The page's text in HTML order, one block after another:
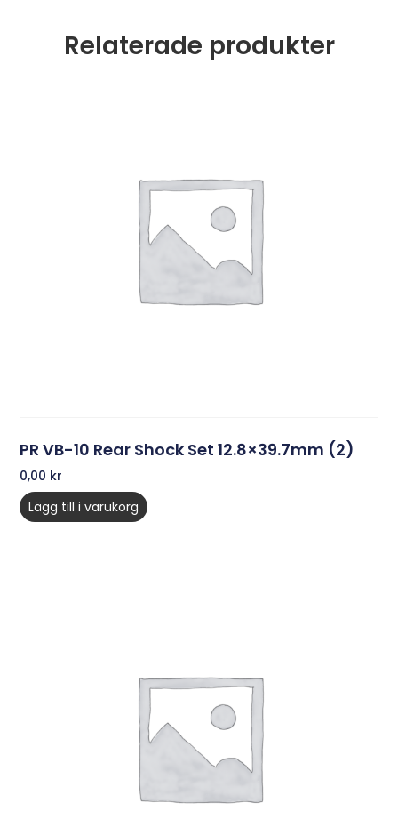
Relaterade produkter
PR VB-10 Rear Shock Set 12.8×39.7mm (2)
0,00 kr
Lägg till i varukorg